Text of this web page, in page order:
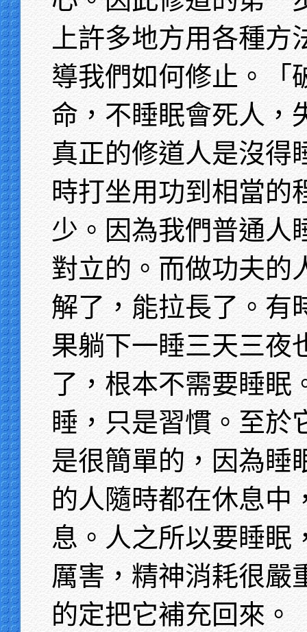
上許多地方用各種
導我們如何修止。「
命，不睡眠會死人，
真正的修道人是沒得
時打坐用功到相當的
少。因為我們普通人
對立的。而做功夫的
解了，能拉長了。有
果躺下一睡三天三夜
了，根本不需要睡眠
睡，只是習慣。至於
是很簡單的，因為睡
的人隨時都在休息中
息。人之所以要睡眠
厲害，精神消耗很嚴
的定把它補充回來。